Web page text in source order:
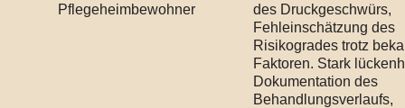
Pflegeheimbewohner
des Druckgeschwürs,
Fehleinschätzung des
Risikogrades trotz
Faktoren. Stark
Dokumentation des
Behandlungsverlaufs,